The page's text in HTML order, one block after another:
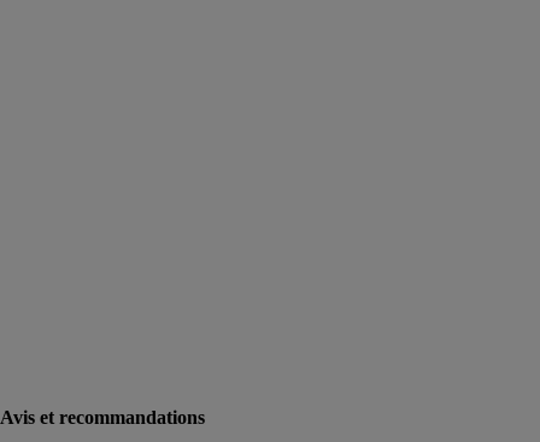
Avis et recommandations